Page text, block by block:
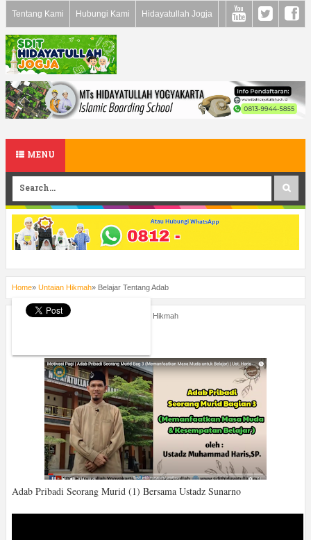
Tentang Kami Hubungi Kami Hidayatullah Jogja
MENU
Home» Untaian Hikmah» Belajar Tentang Adab
Monday, October 5, 2020 Untaian Hikmah
Adab Pribadi Seorang Murid (1) Bersama Ustadz Sunarno